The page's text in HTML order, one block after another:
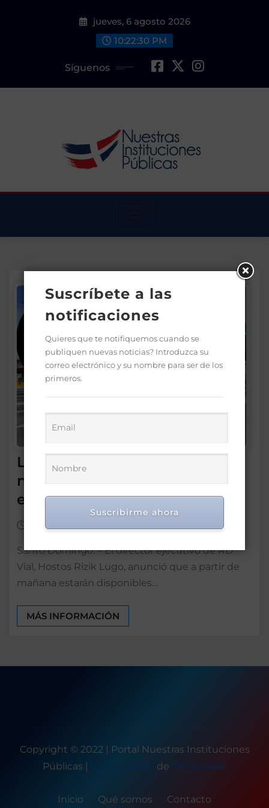
jueves, 6 agosto 2026
10:22:31 PM
Síguenos
La app Paso Rápido tendrá
nuevas actualizaciones y
entrarán en vigor mañana
Jul 21, 2025
Santo Domingo. – El director ejecutivo de RD
Vial, Hostos Rizik Lugo, anunció que a partir de
mañana estarán disponibles…
MÁS INFORMACIÓN
Copyright © 2022 | Portal Nuestras Instituciones
Públicas
Seattle News de ThemeArile
Inicio Qué somos Contacto
Suscríbete a las
notificaciones
Quieres que te notifiquemos cuando se
publiquen nuevas noticias? Introduzca su
correo electrónico y su nombre para ser de los
primeros.
Suscribirme ahora